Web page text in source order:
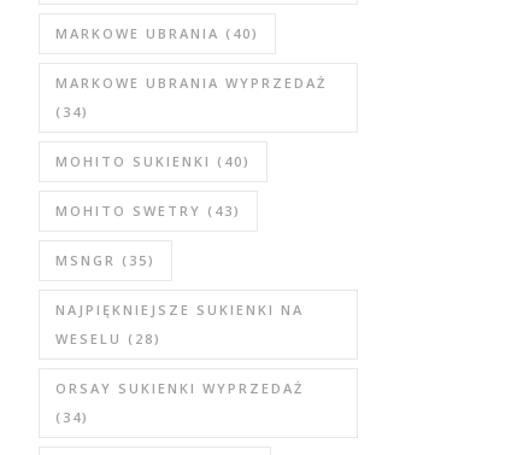
MARKOWE UBRANIA (40)
MARKOWE UBRANIA WYPRZEDAŻ
(34)
MOHITO SUKIENKI (40)
MOHITO SWETRY (43)
MSNGR (35)
NAJPIĘKNIEJSZE SUKIENKI NA
WESELU (28)
ORSAY SUKIENKI WYPRZEDAŻ
(34)